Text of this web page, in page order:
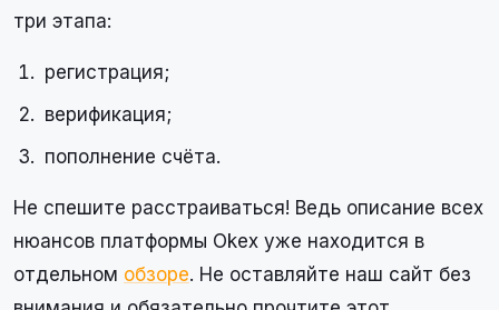
три этапа:
регистрация;
верификация;
пополнение счёта.
Не спешите расстраиваться! Ведь описание всех
нюансов платформы Okex уже находится в
отдельном обзоре. Не оставляйте наш сайт без